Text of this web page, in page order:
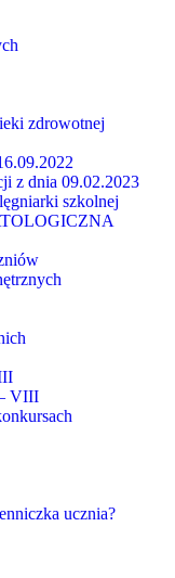
zdrowotnej
z dnia 09.02.2023
szkolnej
VIII
ucznia?